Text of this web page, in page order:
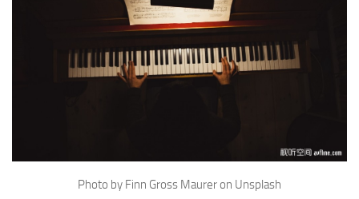
Photo by Finn Gross Maurer on Unsplash